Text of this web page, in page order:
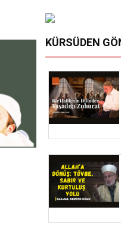
KÜRSÜDEN